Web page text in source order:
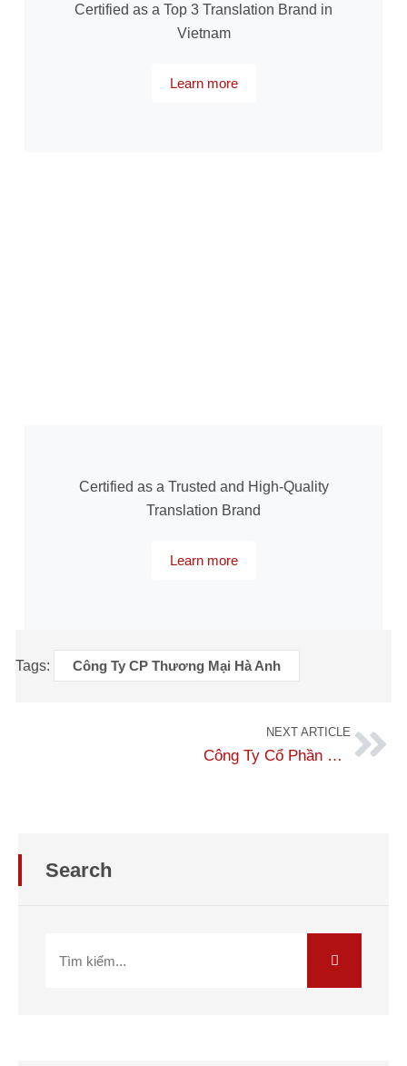
Certified as a Top 3 Translation Brand in
Vietnam
Learn more
Certified as a Trusted and High-Quality
Translation Brand
Learn more
Tags: Công Ty CP Thương Mại Hà Anh
NEXT ARTICLE
Công Ty Cổ Phần Công Nghiệp Điện Tân Kỳ
Search